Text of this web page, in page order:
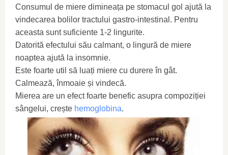
Consumul de miere dimineața pe stomacul gol ajută la
vindecarea bolilor tractului gastro-intestinal. Pentru
aceasta sunt suficiente 1-2 lingurite.
Datorită efectului său calmant, o lingură de miere
noaptea ajută la insomnie.
Este foarte util să luați miere cu durere în gât.
Calmează, înmoaie și vindecă.
Mierea are un efect foarte benefic asupra compoziției
sângelui, crește hemoglobina.